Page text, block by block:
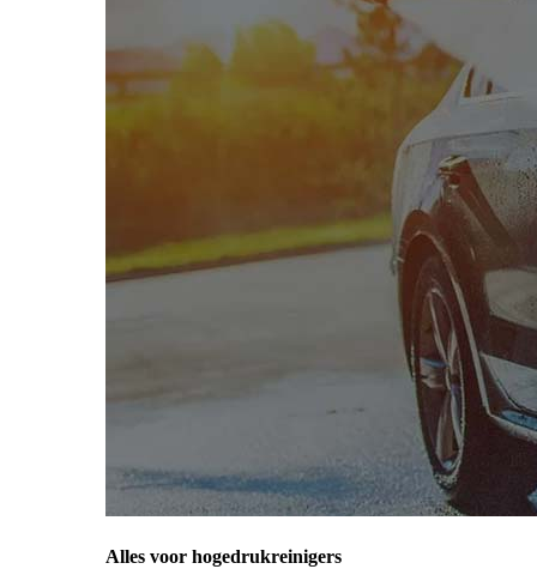
Alles voor hogedrukreinigers